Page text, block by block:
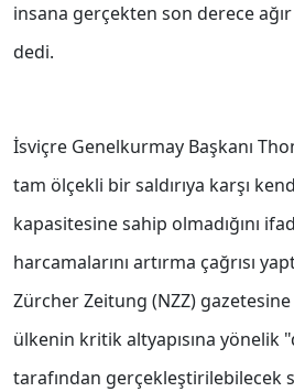
insana gerçekten son derece
dedi.
İsviçre Genelkurmay Başkanı
tam ölçekli bir saldırıya karşı
kapasitesine sahip olmadığını
harcamalarını artırma çağrısı
Zürcher Zeitung (NZZ)
ülkenin kritik altyapısına yönelik
tarafından gerçekleştirilebilecek